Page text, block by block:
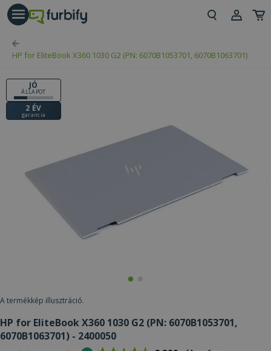
HP for EliteBook X360 1030 G2 (PN: 6070B1053701, 6070B1063701)
JÓ
ÁLLAPOT
2 ÉV
garancia
A termékkép illusztráció.
HP for EliteBook X360 1030 G2 (PN: 6070B1053701,
6070B1063701) - 2400050
gomb